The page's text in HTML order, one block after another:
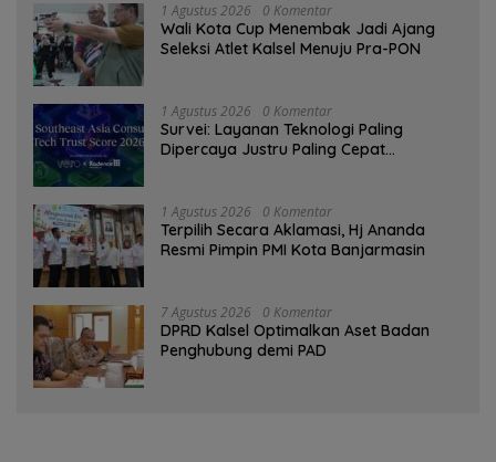
1 Agustus 2026 0 Komentar
Wali Kota Cup Menembak Jadi Ajang
Seleksi Atlet Kalsel Menuju Pra-PON
1 Agustus 2026 0 Komentar
Survei: Layanan Teknologi Paling
Dipercaya Justru Paling Cepat
1 Agustus 2026 0 Komentar
‎Terpilih Secara Aklamasi, Hj Ananda
Resmi Pimpin PMI Kota Banjarmasin
7 Agustus 2026 0 Komentar
‎DPRD Kalsel Optimalkan Aset Badan
Penghubung demi PAD